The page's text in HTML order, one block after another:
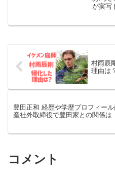
が実写
村雨辰
理由は
豊田正和 経歴や学歴プロフィール
産社外取締役で豊田家との関係は
コメント